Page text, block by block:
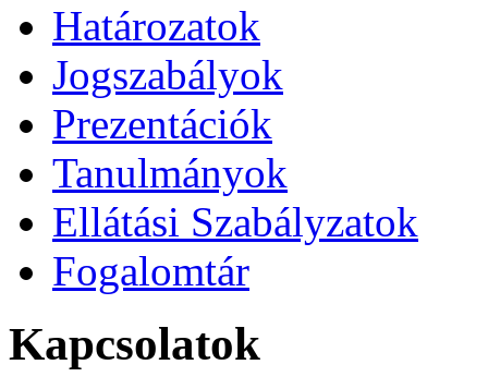
Határozatok
Jogszabályok
Prezentációk
Tanulmányok
Ellátási Szabályzatok
Fogalomtár
Kapcsolatok